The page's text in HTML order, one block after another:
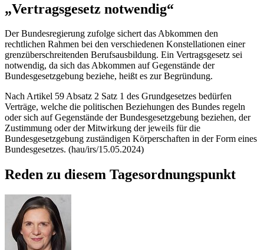
„Vertragsgesetz notwendig“
Der Bundesregierung zufolge sichert das Abkommen den
rechtlichen Rahmen bei den verschiedenen Konstellationen einer
grenzüberschreitenden Berufsausbildung. Ein Vertragsgesetz sei
notwendig, da sich das Abkommen auf Gegenstände der
Bundesgesetzgebung beziehe, heißt es zur Begründung.
Nach Artikel 59 Absatz 2 Satz 1 des Grundgesetzes bedürfen
Verträge, welche die politischen Beziehungen des Bundes regeln
oder sich auf Gegenstände der Bundesgesetzgebung beziehen, der
Zustimmung oder der Mitwirkung der jeweils für die
Bundesgesetzgebung zuständigen Körperschaften in der Form eines
Bundesgesetzes. (hau/irs/15.05.2024)
Reden zu diesem Tagesordnungspunkt